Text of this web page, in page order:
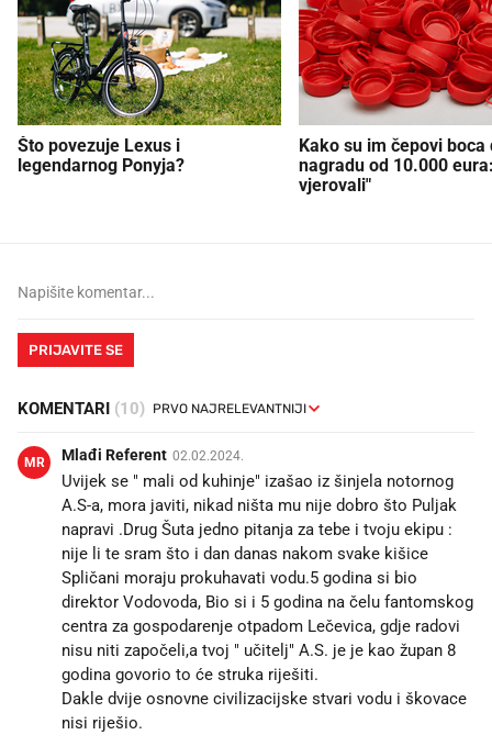
Što povezuje Lexus i
legendarnog Ponyja?
Kako su im čepovi boca
nagradu od 10.000
vjerovali"
PRIJAVITE SE
KOMENTARI (10)
MR Mlađi Referent 02.02.2024.
Uvijek se " mali od kuhinje" izašao iz šinjela notornog
A.S-a, mora javiti, nikad ništa mu nije dobro što Puljak
napravi .Drug Šuta jedno pitanja za tebe i tvoju ekipu :
nije li te sram što i dan danas nakom svake kišice
Spličani moraju prokuhavati vodu.5 godina si bio
direktor Vodovoda, Bio si i 5 godina na čelu fantomskog
centra za gospodarenje otpadom Lečevica, gdje radovi
nisu niti započeli,a tvoj " učitelj" A.S. je je kao župan 8
godina govorio to će struka riješiti.
Dakle dvije osnovne civilizacijske stvari vodu i škovace
nisi riješio.